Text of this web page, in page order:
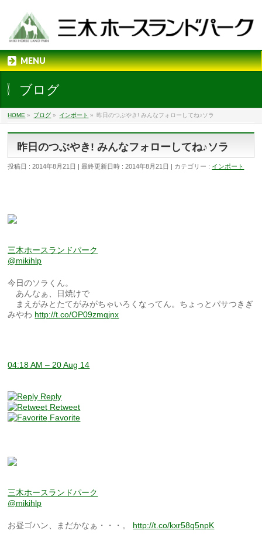
MENU
ブログ
HOME » ブログ » インポート » 昨日のつぶやき! みんなフォローしてね♪ソラ
昨日のつぶやき! みんなフォローしてね♪ソラ
投稿日 : 2014年8月21日 最終更新日時 : 2014年8月21日 カテゴリー : インポート
三木ホースランドパーク
@mikihlp
今日のソラくん。
あんなぁ、日焼けで
まえがみとたてがみがちゃいろくなってん。ちょっとパサつきぎ
みやわ http://t.co/OP09zmqjnx
04:18 AM – 20 Aug 14
Reply
Retweet
Favorite
三木ホースランドパーク
@mikihlp
お昼ゴハン、まだかなぁ・・・。 http://t.co/kxr58q5npK